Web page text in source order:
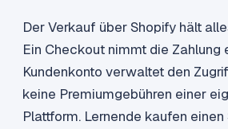
Der Verkauf über Shopify hält
Ein Checkout nimmt die Zahlung
Kundenkonto verwaltet den
keine Premiumgebühren einer
Plattform. Lernende kaufen